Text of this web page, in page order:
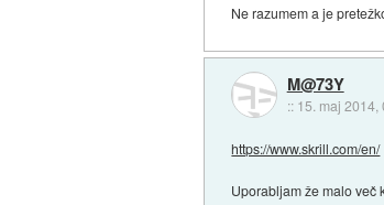
Ne razumem a je
M@73Y
:: 15. maj 2014,
https://www.skrill.com/en/
Uporabljam že malo več